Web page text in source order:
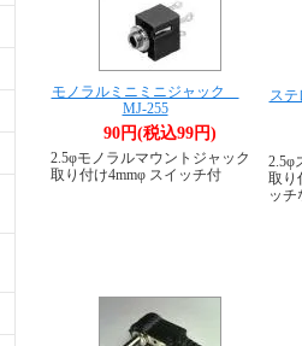
モノラルミニミニジャック
MJ-255
90円(税込99円)
2.5φモノラルマウントジャック
取り付け4mmφ スイッチ付
ス
2.5φ
取り
ッチ